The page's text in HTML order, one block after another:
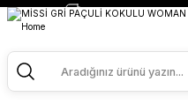
2500 TL ve Üzeri
Missi